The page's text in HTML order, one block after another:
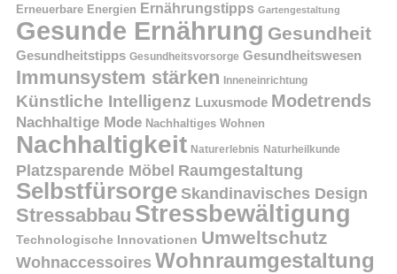
Erneuerbare Energien Ernährungstipps Gartengestaltung
Gesunde Ernährung Gesundheit
Gesundheitstipps Gesundheitsvorsorge Gesundheitswesen
Immunsystem stärken Inneneinrichtung
Künstliche Intelligenz Luxusmode Modetrends
Nachhaltige Mode Nachhaltiges Wohnen
Nachhaltigkeit Naturerlebnis Naturheilkunde
Platzsparende Möbel Raumgestaltung
Selbstfürsorge Skandinavisches Design
Stressabbau Stressbewältigung
Technologische Innovationen Umweltschutz
Wohnaccessoires Wohnraumgestaltung